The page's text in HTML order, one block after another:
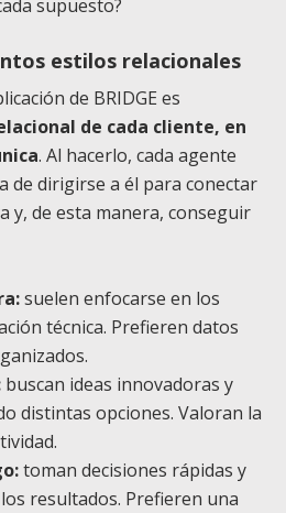
supuesto?
estilos relacionales
de BRIDGE es
de cada cliente, en
. Al hacerlo, cada agente
de dirigirse a él para conectar
y, de esta manera, conseguir
suelen enfocarse en los
técnica. Prefieren datos
buscan ideas innovadoras y
distintas opciones. Valoran la
toman decisiones rápidas y
resultados. Prefieren una